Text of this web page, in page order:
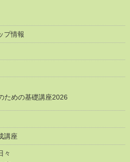
プ情報
ための基礎講座2026
講座
々